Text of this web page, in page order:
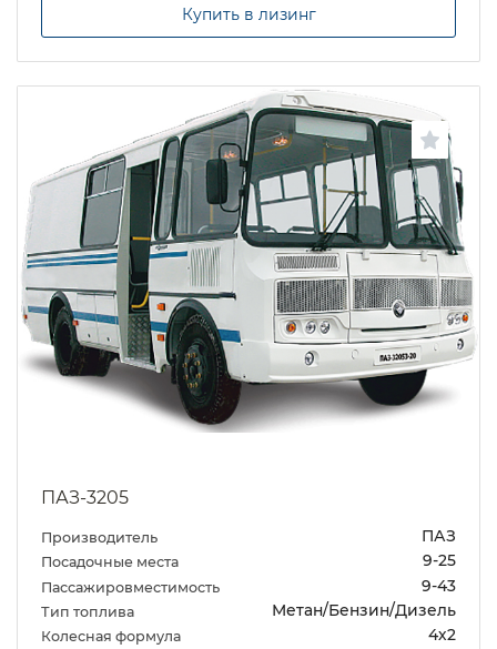
Купить в лизинг
ПАЗ-3205
Производитель ПАЗ
Посадочные места 9-25
Пассажировместимость 9-43
Тип топлива Метан/Бензин/Дизель
Колесная формула 4х2